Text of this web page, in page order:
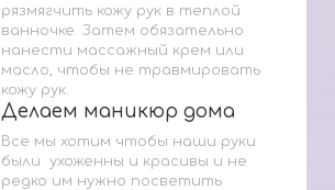
рязмягчить кожу рук в теплой
ванночке. Затем обязательно
нанести массажный крем или
масло, чтобы не травмировать
кожу рук.
Делаем маникюр дома
Делаем маникюр дома
Все мы хотим чтобы наши руки
были ухоженны и красивы и не
редко им нужно посветить